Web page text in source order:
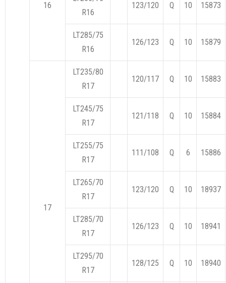
16
R16
123/120 Q 10 15873
LT285/75
R16
126/123 Q 10 15879
17
LT235/80
R17
120/117 Q 10 15883
LT245/75
R17
121/118 Q 10 15884
LT255/75
R17
111/108 Q 6 15886
LT265/70
R17
123/120 Q 10 18937
LT285/70
R17
126/123 Q 10 18941
LT295/70
R17
128/125 Q 10 18940